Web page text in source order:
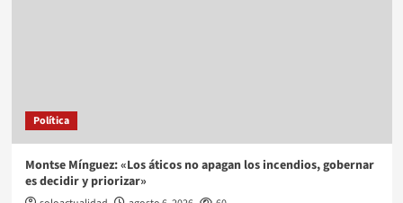
Política
Montse Mínguez: «Los áticos no apagan los incendios, gobernar
es decidir y priorizar»